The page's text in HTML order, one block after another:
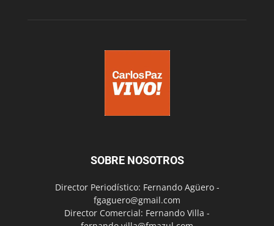
SOBRE NOSOTROS
Director Periodístico: Fernando Agüero -
fgaguero@gmail.com
Director Comercial: Fernando Villa -